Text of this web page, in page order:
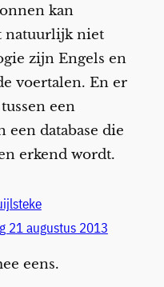
kan
natuurlijk niet
zijn Engels en
voertalen. En er
een
een database die
erkend wordt.
21 augustus 2013
eens.